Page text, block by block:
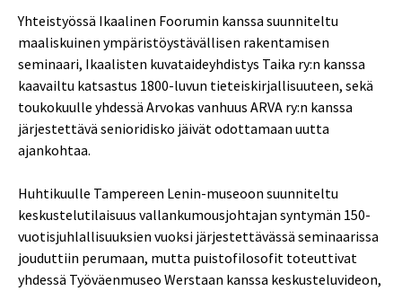
Yhteistyössä Ikaalinen Foorumin kanssa suunniteltu
maaliskuinen ympäristöystävällisen rakentamisen
seminaari, Ikaalisten kuvataideyhdistys Taika ry:n kanssa
kaavailtu katsastus 1800-luvun tieteiskirjallisuuteen, sekä
toukokuulle yhdessä Arvokas vanhuus ARVA ry:n kanssa
järjestettävä senioridisko jäivät odottamaan uutta
ajankohtaa.
Huhtikuulle Tampereen Lenin-museoon suunniteltu
keskustelutilaisuus vallankumousjohtajan syntymän 150-
vuotisjuhlallisuuksien vuoksi järjestettävässä seminaarissa
jouduttiin perumaan, mutta puistofilosofit toteuttivat
yhdessä Työväenmuseo Werstaan kanssa keskusteluvideon,